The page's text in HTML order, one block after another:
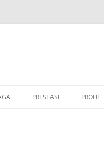
PRESTASI PROFIL